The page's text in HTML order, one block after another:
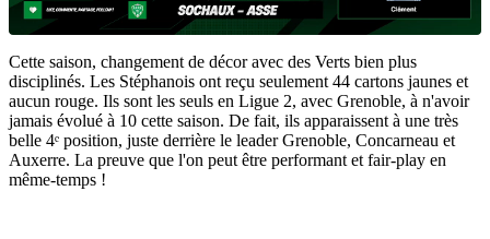
Cette saison, changement de décor avec des Verts bien plus
disciplinés. Les Stéphanois ont reçu seulement 44 cartons jaunes et
aucun rouge. Ils sont les seuls en Ligue 2, avec Grenoble, à n'avoir
jamais évolué à 10 cette saison. De fait, ils apparaissent à une très
belle 4ᵉ position, juste derrière le leader Grenoble, Concarneau et
Auxerre. La preuve que l'on peut être performant et fair-play en
même-temps !